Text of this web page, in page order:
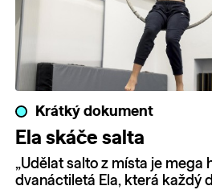
Krátký dokument
Ela skáče salta
„Udělat salto z místa je mega
dvanáctiletá Ela, která každý